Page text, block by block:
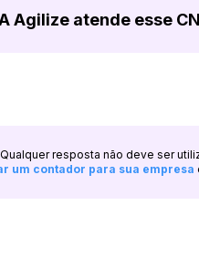
Agilize atende esse
resposta não deve ser
um contador para sua empresa